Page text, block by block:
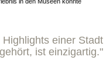
einer Stadt
gehört, ist einzigartig."